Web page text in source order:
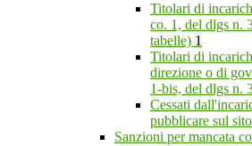
Titolari di
co. 1, del dlgs n.
tabelle) 1
Titolari di
direzione o di
1-bis, del dlgs n.
Cessati
pubblicare sul
Sanzioni per mancata